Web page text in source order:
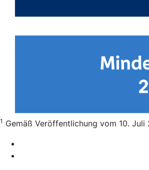
1 Gemäß Veröffentlichung vom 10.